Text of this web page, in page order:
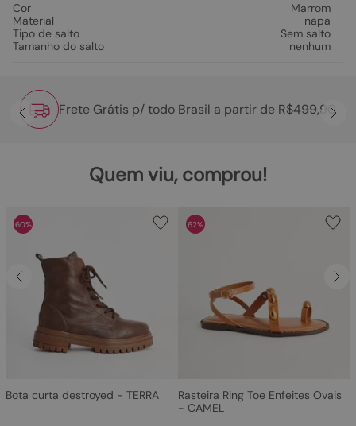
Cor
Marrom
Material
napa
Tipo de salto
Sem salto
Tamanho do salto
nenhum
Frete Grátis p/ todo Brasil a partir de R$499,90
Quem viu, comprou!
60%
Bota curta destroyed - TERRA
62%
Rasteira Ring Toe Enfeites Ovais
- CAMEL